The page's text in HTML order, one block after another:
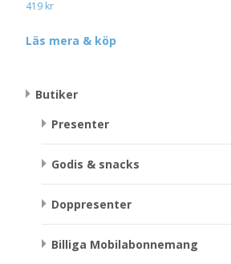
419 kr
Läs mera & köp
Butiker
Presenter
Godis & snacks
Doppresenter
Billiga Mobilabonnemang